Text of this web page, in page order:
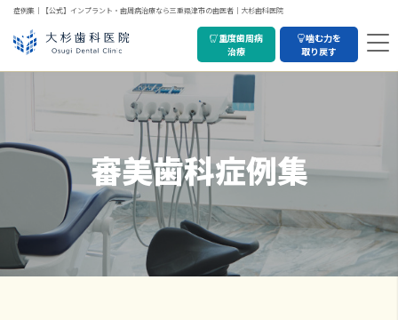
症例集｜【公式】インプラント・歯周病治療なら三重県津市の歯医者｜大杉歯科医院
重度歯周病
治療
噛む力を
取り戻す
審美歯科症例集